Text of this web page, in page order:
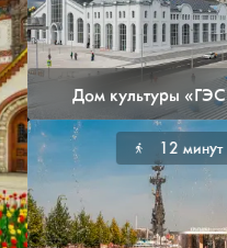
Дом культуры
12 минут